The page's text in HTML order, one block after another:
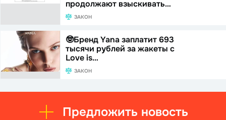
продолжают взыскивать…
ЗАКОН
🤓Бренд Yana заплатит 693
тысячи рублей за жакеты с
Love is…
ЗАКОН
Предложить новость